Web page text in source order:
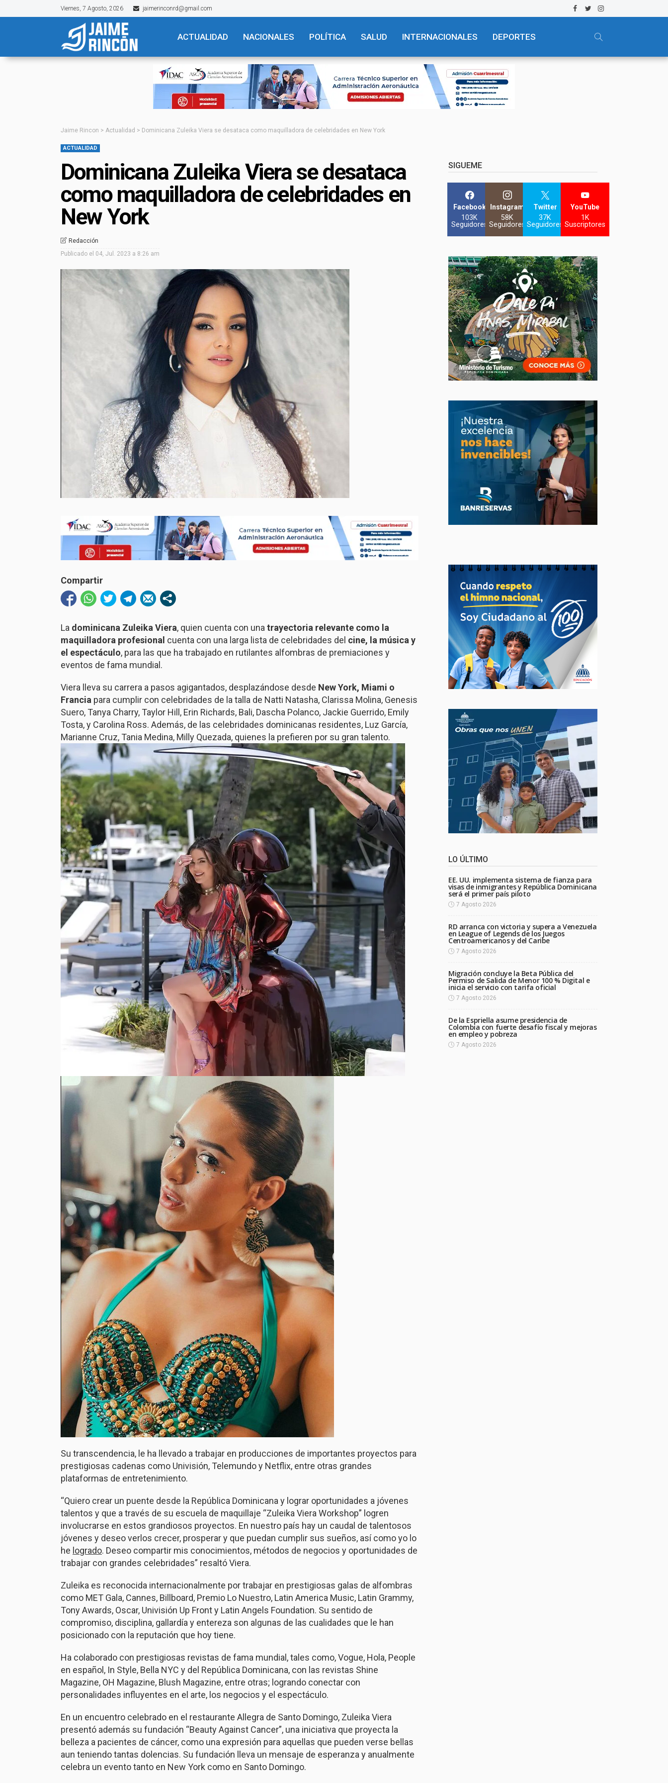
Viernes, 7 Agosto, 2026 jaimerinconrd@gmail.com
ACTUALIDAD NACIONALES POLÍTICA SALUD INTERNACIONALES DEPORTES
Jaime Rincon > Actualidad > Dominicana Zuleika Viera se desataca como maquilladora de celebridades en New York
ACTUALIDAD
Dominicana Zuleika Viera se desataca
como maquilladora de celebridades en
New York
Redacción
Publicado el 04, Jul. 2023 a 8:26 am
Compartir
La dominicana Zuleika Viera, quien cuenta con una trayectoria relevante como la
maquilladora profesional cuenta con una larga lista de celebridades del cine, la música y
el espectáculo, para las que ha trabajado en rutilantes alfombras de premiaciones y
eventos de fama mundial.
Viera lleva su carrera a pasos agigantados, desplazándose desde New York, Miami o
Francia para cumplir con celebridades de la talla de Natti Natasha, Clarissa Molina, Genesis
Suero, Tanya Charry, Taylor Hill, Erin Richards, Bali, Dascha Polanco, Jackie Guerrido, Emily
Tosta, y Carolina Ross. Además, de las celebridades dominicanas residentes, Luz García,
Marianne Cruz, Tania Medina, Milly Quezada, quienes la prefieren por su gran talento.
Su transcendencia, le ha llevado a trabajar en producciones de importantes proyectos para
prestigiosas cadenas como Univisión, Telemundo y Netflix, entre otras grandes
plataformas de entretenimiento.
“Quiero crear un puente desde la República Dominicana y lograr oportunidades a jóvenes
talentos y que a través de su escuela de maquillaje “Zuleika Viera Workshop” logren
involucrarse en estos grandiosos proyectos. En nuestro país hay un caudal de talentosos
jóvenes y deseo verlos crecer, prosperar y que puedan cumplir sus sueños, así como yo lo
he logrado. Deseo compartir mis conocimientos, métodos de negocios y oportunidades de
trabajar con grandes celebridades” resaltó Viera.
Zuleika es reconocida internacionalmente por trabajar en prestigiosas galas de alfombras
como MET Gala, Cannes, Billboard, Premio Lo Nuestro, Latin America Music, Latin Grammy,
Tony Awards, Oscar, Univisión Up Front y Latin Angels Foundation. Su sentido de
compromiso, disciplina, gallardía y entereza son algunas de las cualidades que le han
posicionado con la reputación que hoy tiene.
Ha colaborado con prestigiosas revistas de fama mundial, tales como, Vogue, Hola, People
en español, In Style, Bella NYC y del República Dominicana, con las revistas Shine
Magazine, OH Magazine, Blush Magazine, entre otras; logrando conectar con
personalidades influyentes en el arte, los negocios y el espectáculo.
En un encuentro celebrado en el restaurante Allegra de Santo Domingo, Zuleika Viera
presentó además su fundación “Beauty Against Cancer”, una iniciativa que proyecta la
belleza a pacientes de cáncer, como una expresión para aquellas que pueden verse bellas
aun teniendo tantas dolencias. Su fundación lleva un mensaje de esperanza y anualmente
celebra un evento tanto en New York como en Santo Domingo.
SIGUEME
Facebook
103K
Seguidores
Instagram
58K
Seguidores
Twitter
37K
Seguidores
YouTube
1K
Suscriptores
LO ÚLTIMO
EE. UU. implementa sistema de fianza para
visas de inmigrantes y República Dominicana
será el primer país piloto
7 Agosto 2026
RD arranca con victoria y supera a Venezuela
en League of Legends de los Juegos
Centroamericanos y del Caribe
7 Agosto 2026
Migración concluye la Beta Pública del
Permiso de Salida de Menor 100 % Digital e
inicia el servicio con tarifa oficial
7 Agosto 2026
De la Espriella asume presidencia de
Colombia con fuerte desafío fiscal y mejoras
en empleo y pobreza
7 Agosto 2026